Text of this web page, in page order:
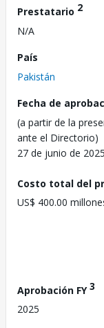
Prestatario 2
N/A
País
Pakistán
Fecha de
(a partir de la
ante el Directorio)
27 de junio de 2025
Costo total del
US$ 400.00
Aprobación FY3
2025